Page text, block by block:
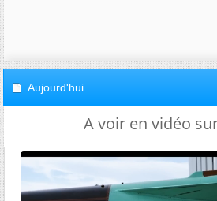
Aujourd'hui
A voir en vidéo